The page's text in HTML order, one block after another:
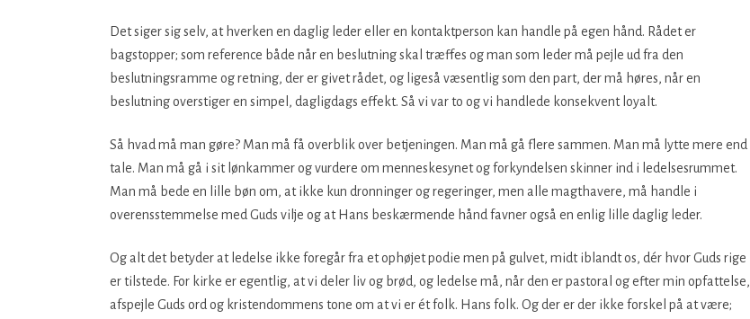
Det siger sig selv, at hverken en daglig leder eller en kontaktperson kan handle på egen hånd. Rådet er
bagstopper; som reference både når en beslutning skal træffes og man som leder må pejle ud fra den
beslutningsramme og retning, der er givet rådet, og ligeså væsentlig som den part, der må høres, når en
beslutning overstiger en simpel, dagligdags effekt. Så vi var to og vi handlede konsekvent loyalt.
Så hvad må man gøre? Man må få overblik over betjeningen. Man må gå flere sammen. Man må lytte mere end
tale. Man må gå i sit lønkammer og vurdere om menneskesynet og forkyndelsen skinner ind i ledelsesrummet.
Man må bede en lille bøn om, at ikke kun dronninger og regeringer, men alle magthavere, må handle i
overensstemmelse med Guds vilje og at Hans beskærmende hånd favner også en enlig lille daglig leder.
Og alt det betyder at ledelse ikke foregår fra et ophøjet podie men på gulvet, midt iblandt os, dér hvor Guds rige
er tilstede. For kirke er egentlig, at vi deler liv og brød, og ledelse må, når den er pastoral og efter min opfattelse,
afspejle Guds ord og kristendommens tone om at vi er ét folk. Hans folk. Og der er der ikke forskel på at være;